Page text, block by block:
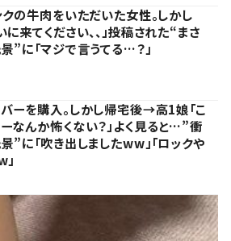
の牛肉をいただいた女性。しかし
来てください、、」投稿された“まさ
”に「マジで言うてる…？」
ーを購入。しかし帰宅後→高1娘「こ
なんか怖くない？」よく見ると…”衝
”に「吹き出しましたww」「ロックや